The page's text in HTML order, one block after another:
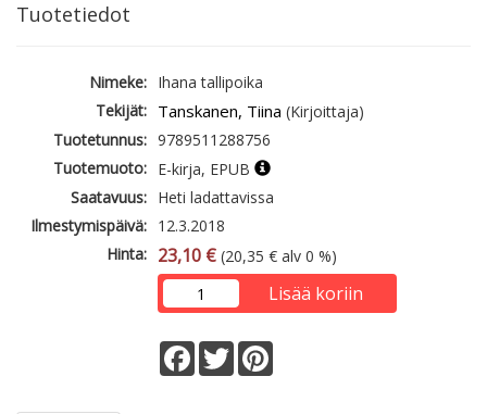
Tuotetiedot
Nimeke: Ihana tallipoika
Tekijät: Tanskanen, Tiina (Kirjoittaja)
Tuotetunnus: 9789511288756
Tuotemuoto: E-kirja, EPUB
Saatavuus: Heti ladattavissa
Ilmestymispäivä: 12.3.2018
Hinta: 23,10 € (20,35 € alv 0 %)
Lisää koriin
Facebook
Twitter